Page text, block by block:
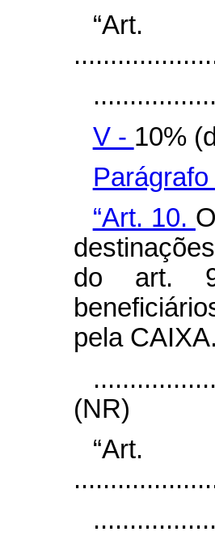
V - 10%
“Art. 10.
do art.
pela CAIXA.
(NR)